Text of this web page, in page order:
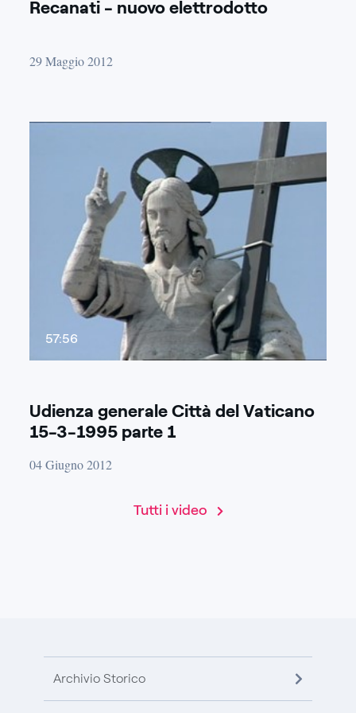
Recanati - nuovo elettrodotto
29 Maggio 2012
57:56
Udienza generale Città del Vaticano
15-3-1995 parte 1
04 Giugno 2012
Tutti i video
Archivio Storico